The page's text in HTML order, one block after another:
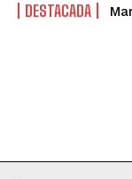
DESTACADA